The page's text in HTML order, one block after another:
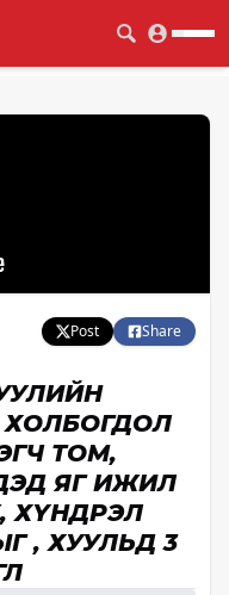
Post
Share
ХОЛБОГДОЛ
ТОМ,
ЯГ ИЖИЛ
ХҮНДРЭЛ
, ХУУЛЬД 3